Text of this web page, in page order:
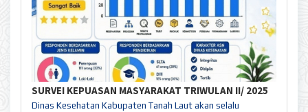
SURVEI KEPUASAN MASYARAKAT TRIWULAN II/ 2025
Dinas Kesehatan Kabupaten Tanah Laut akan selalu